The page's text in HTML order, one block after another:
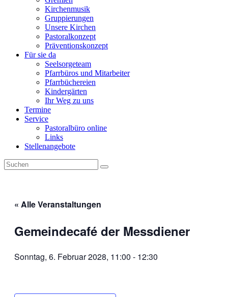
Kirchenmusik
Gruppierungen
Unsere Kirchen
Pastoralkonzept
Präventionskonzept
Für sie da
Seelsorgeteam
Pfarrbüros und Mitarbeiter
Pfarrbüchereien
Kindergärten
Ihr Weg zu uns
Termine
Service
Pastoralbüro online
Links
Stellenangebote
« Alle Veranstaltungen
Gemeindecafé der Messdiener
Sonntag, 6. Februar 2028, 11:00 - 12:30